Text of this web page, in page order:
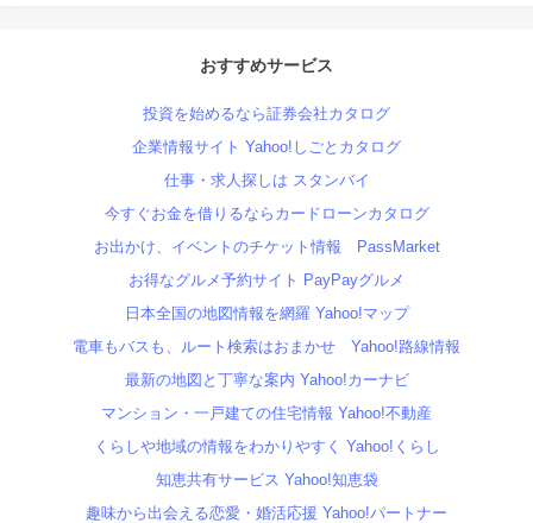
おすすめサービス
投資を始めるなら証券会社カタログ
企業情報サイト Yahoo!しごとカタログ
仕事・求人探しは スタンバイ
今すぐお金を借りるならカードローンカタログ
お出かけ、イベントのチケット情報 PassMarket
お得なグルメ予約サイト PayPayグルメ
日本全国の地図情報を網羅 Yahoo!マップ
電車もバスも、ルート検索はおまかせ Yahoo!路線情報
最新の地図と丁寧な案内 Yahoo!カーナビ
マンション・一戸建ての住宅情報 Yahoo!不動産
くらしや地域の情報をわかりやすく Yahoo!くらし
知恵共有サービス Yahoo!知恵袋
趣味から出会える恋愛・婚活応援 Yahoo!パートナー